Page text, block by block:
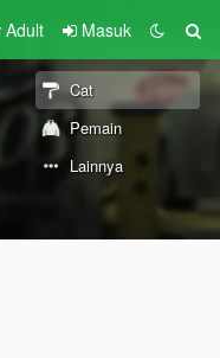
Adult Masuk
Cat
Pemain
Lainnya